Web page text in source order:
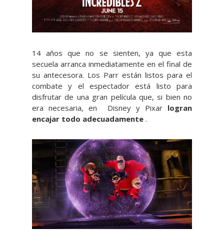
14 años que no se sienten, ya que esta
secuela arranca inmediatamente en el final de
su antecesora. Los Parr están listos para el
combate y el espectador está listo para
disfrutar de una gran película que, si bien no
era necesaria, en Disney y Pixar logran
encajar todo adecuadamente .